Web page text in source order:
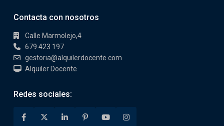
Contacta con nosotros
Calle Marmolejo,4
679 423 197
gestoria@alquilerdocente.com
Alquiler Docente
Redes sociales: